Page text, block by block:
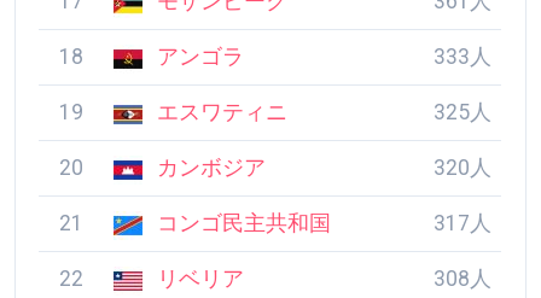
19 エスワティニ 325人
20 カンボジア 320人
21 コンゴ民主共和国 317人
22 リベリア 308人
23 ツバル 296人